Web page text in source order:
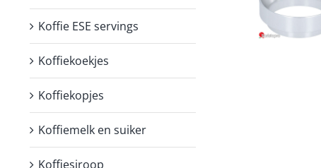
Koffie ESE servings
Koffiekoekjes
Koffiekopjes
Koffiemelk en suiker
Koffiesiroop